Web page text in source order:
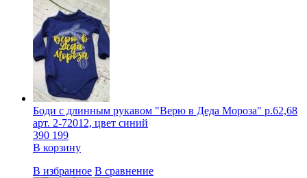
Боди с длинным рукавом "Верю в Деда Мороза" р.62,68
арт. 2-72012, цвет синий
390 199
В корзину
В избранное В сравнение